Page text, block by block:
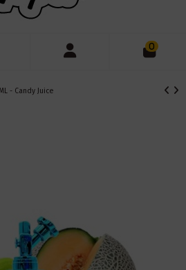
0
- Candy Juice